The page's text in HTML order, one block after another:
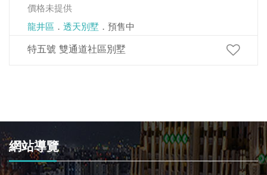
價格未提供
龍井區 ． 透天別墅 ．預售中
特五號 雙通道社區別墅
網站導覽